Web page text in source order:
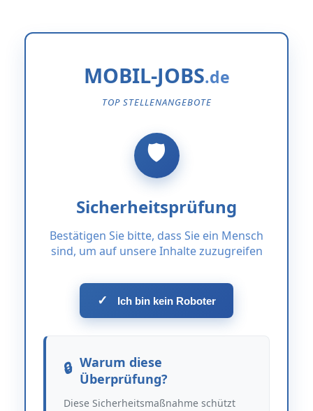
MOBIL-JOBS
TOP STELLENANGEBOTE
Sicherheitsprüfung
Bestätigen Sie bitte, dass Sie ein Mensch
sind, um auf unsere Inhalte zuzugreifen
✓ Ich bin kein Roboter
Warum diese
Überprüfung?
Diese Sicherheitsmaßnahme schützt